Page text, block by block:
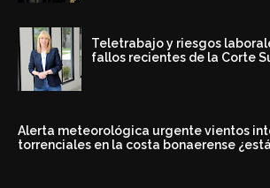
Teletrabajo y riesgos
fallos recientes de la Corte
Alerta meteorológica urgente vientos
torrenciales en la costa bonaerense